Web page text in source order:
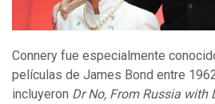
Connery fue especialmente
películas de James Bond entre
incluyeron Dr No, From Russia with